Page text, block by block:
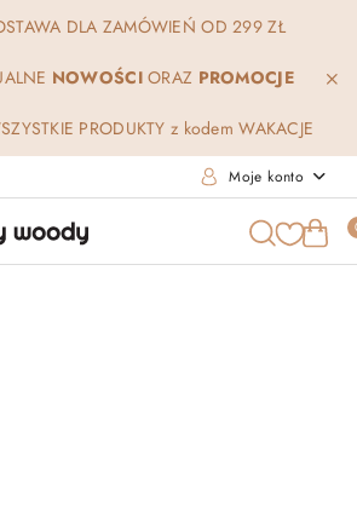
głównej
konto
głównego
produktu
DLA ZAMÓWIEŃ OD 299 ZŁ
NOWOŚCIORAZ PROMOCJE
PRODUKTY z kodem WAKACJE
Moje konto